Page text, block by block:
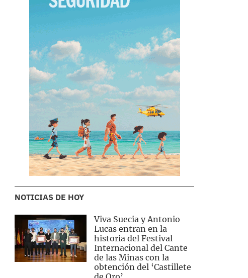
NOTICIAS DE HOY
Viva Suecia y Antonio
Lucas entran en la
historia del Festival
Internacional del Cante
de las Minas con la
obtención del ‘Castillete